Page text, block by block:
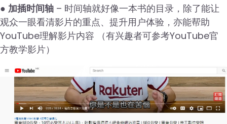
● 加插时间轴 – 时间轴就好像一本书的目录，除了能让
观众一眼看清影片的重点、提升用户体验，亦能帮助
YouTube理解影片内容 （有兴趣者可参考YouTube官
方教学影片）